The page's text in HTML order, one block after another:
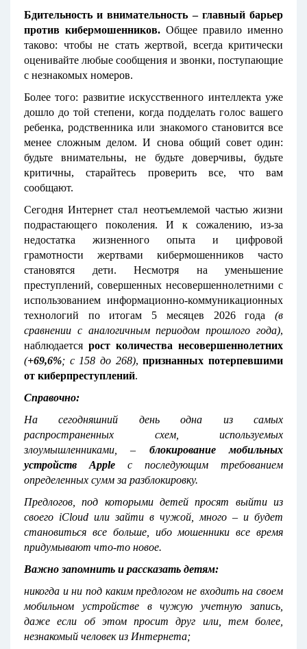
Бдительность и внимательность – главный барьер
против кибермошенников. Общее правило именно
таково: чтобы не стать жертвой, всегда критически
оценивайте любые сообщения и звонки, поступающие
с незнакомых номеров.
Более того: развитие искусственного интеллекта уже
дошло до той степени, когда подделать голос вашего
ребенка, родственника или знакомого становится все
менее сложным делом. И снова общий совет один:
будьте внимательны, не будьте доверчивы, будьте
критичны, старайтесь проверить все, что вам
сообщают.
Сегодня Интернет стал неотъемлемой частью жизни
подрастающего поколения. И к сожалению, из-за
недостатка жизненного опыта и цифровой
грамотности жертвами кибермошенников часто
становятся дети. Несмотря на уменьшение
преступлений, совершенных несовершеннолетними с
использованием информационно-коммуникационных
технологий по итогам 5 месяцев 2026 года (в
сравнении с аналогичным периодом прошлого года),
наблюдается рост количества несовершеннолетних
(+69,6%; с 158 до 268),признанных потерпевшими
от киберпреступлений.
Справочно:
На сегодняшний день одна из самых
распространенных схем, используемых
злоумышленниками, – блокирование мобильных
устройств Apple
с последующим требованием
определенных сумм за разблокировку.
Предлогов, под которыми детей просят выйти из
своего iCloud или зайти в чужой, много – и будет
становиться все больше, ибо мошенники все время
придумывают что-то новое.
Важно запомнить и рассказать детям:
никогда и ни под каким предлогом не входить на своем
мобильном устройстве в чужую учетную запись,
даже если об этом просит друг или, тем более,
незнакомый человек из Интернета;